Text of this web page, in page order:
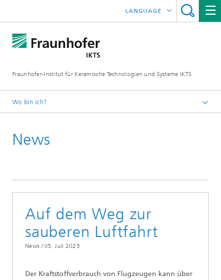
Fraunhofer-Institut für Keramische Technologien und Systeme IKTS
LANGUAGE
ČESKÝ
Wo bin ich?
News
Auf dem Weg zur
sauberen Luftfahrt
News / 05. Juli 2023
Der Kraftstoffverbrauch von Flugzeugen kann über